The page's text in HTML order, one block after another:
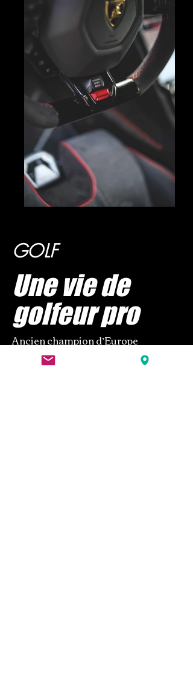
GOLF
Une vie de
golfeur pro
Ancien champion d’Europe
amateur, Benjamin Hebert boucle sa
quinzième saison pro. Lui qui a été